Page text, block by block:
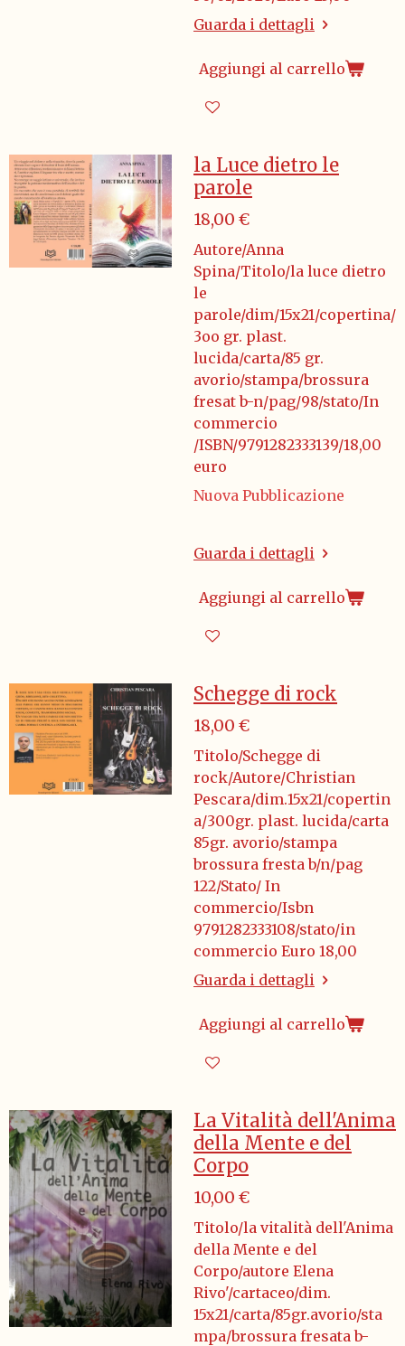
Guarda i dettagli
Aggiungi al carrello
la Luce dietro le
parole
18,00 €
Autore/Anna
Spina/Titolo/la luce dietro
le
parole/dim/15x21/copertina/
3oo gr. plast.
lucida/carta/85 gr.
avorio/stampa/brossura
fresat b-n/pag/98/stato/In
commercio
/ISBN/9791282333139/18,00
euro
Nuova Pubblicazione
Guarda i dettagli
Aggiungi al carrello
Schegge di rock
18,00 €
Titolo/Schegge di
rock/Autore/Christian
Pescara/dim.15x21/copertin
a/300gr. plast. lucida/carta
85gr. avorio/stampa
brossura fresta b/n/pag
122/Stato/ In
commercio/Isbn
9791282333108/stato/in
commercio Euro 18,00
Guarda i dettagli
Aggiungi al carrello
La Vitalità dell'Anima
della Mente e del
Corpo
10,00 €
Titolo/la vitalità dell'Anima
della Mente e del
Corpo/autore Elena
Rivo'/cartaceo/dim.
15x21/carta/85gr.avorio/sta
mpa/brossura fresata b-